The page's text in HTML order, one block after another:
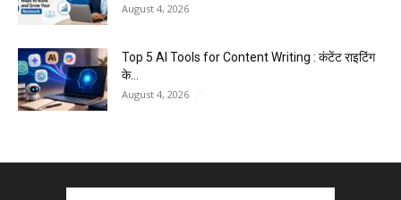
August 4, 2026
Top 5 AI Tools for Content Writing : कंटेंट राइटिंग
के...
August 4, 2026